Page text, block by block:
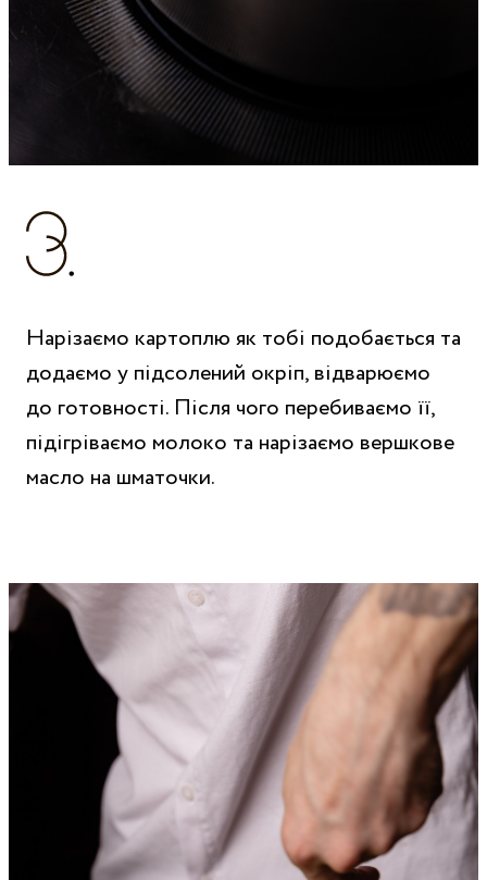
Нарізаємо картоплю як тобі подобається та
додаємо у підсолений окріп, відварюємо
до готовності. Після чого перебиваємо її,
підігріваємо молоко та нарізаємо вершкове
масло на шматочки.